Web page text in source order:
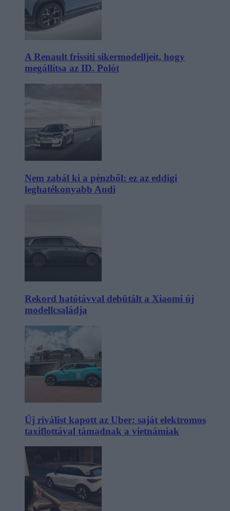
A Renault frissíti sikermodelljeit, hogy
megállítsa az ID. Polót
Nem zabál ki a pénzből: ez az eddigi
leghatékonyabb Audi
Rekord hatótávval debütált a Xiaomi új
modellcsaládja
Új riválist kapott az Uber: saját elektromos
taxiflottával támadnak a vietnámiak